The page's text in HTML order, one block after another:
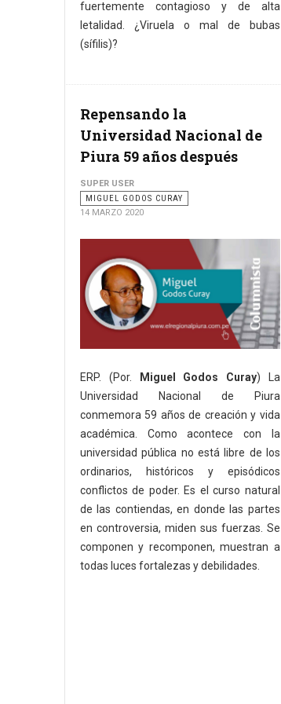
fuertemente contagioso y de alta
letalidad. ¿Viruela o mal de bubas
(sífilis)?
Repensando la
Universidad Nacional de
Piura 59 años después
SUPER USER
MIGUEL GODOS CURAY
14 MARZO 2020
ERP. (Por. Miguel Godos Curay) La
Universidad Nacional de Piura
conmemora 59 años de creación y vida
académica. Como acontece con la
universidad pública no está libre de los
ordinarios, históricos y episódicos
conflictos de poder. Es el curso natural
de las contiendas, en donde las partes
en controversia, miden sus fuerzas. Se
componen y recomponen, muestran a
todas luces fortalezas y debilidades.